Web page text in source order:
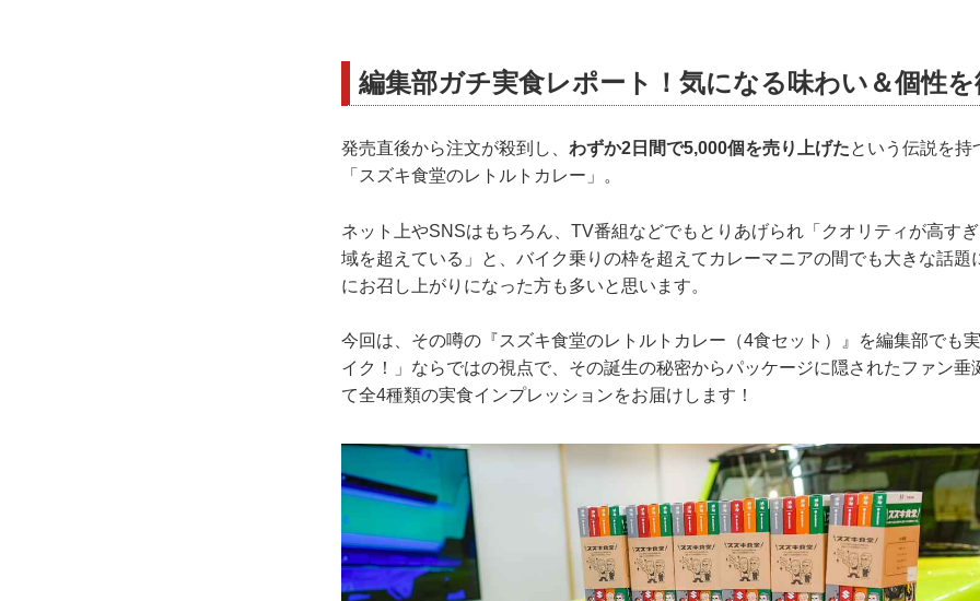
編集部ガチ実食レポート！気になる味わい＆個性
発売直後から注文が殺到し、 わずか2日間で5,000個を売り上げたという伝説を持
「スズキ食堂のレトルトカレー」。
ネット上やSNSはもちろん、TV番組などでもとりあげられ「クオリティが高す
域を超えている」と、バイク乗りの枠を超えてカレーマニアの間でも大きな話題
にお召し上がりになった方も多いと思います。
今回は、その噂の『スズキ食堂のレトルトカレー（4食セット）』を編集部でも
イク！」ならではの視点で、その誕生の秘密からパッケージに隠されたファン垂
て全4種類の実食インプレッションをお届けします！